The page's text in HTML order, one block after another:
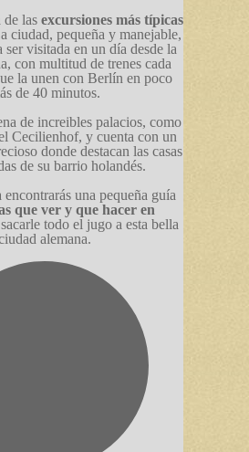
las excursiones más típicas
ciudad, pequeña y manejable,
ser visitada en un día desde la
con multitud de trenes cada
la unen con Berlín en poco
de 40 minutos.
de increibles palacios, como
Cecilienhof, y cuenta con un
donde destacan las casas
de su barrio holandés.
encontrarás una pequeña guía
que ver y que hacer en
todo el jugo a esta bella
alemana.